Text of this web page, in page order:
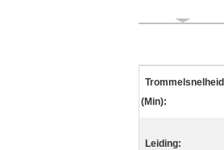
Trommelsnelheid
(Min):
Leiding: